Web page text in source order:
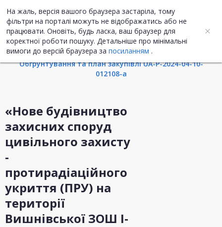
На жаль, версія вашого браузера застаріла, тому
фільтри на порталі можуть не відображатись або не
працювати. Оновіть, будь ласка, ваш браузер для
коректної роботи пошуку. Детальніше про мінімальні
вимоги до версій браузера за посиланням .
UA ENG
Інформація про закупівлю
Обгрунтування та план закупівлі UA-P-2024-04-10-
012108-a
«Нове будівництво
захисних споруд
цивільного захисту
-
протирадіаційного
укриття (ПРУ) на
території
Вишнівської ЗОШ I-